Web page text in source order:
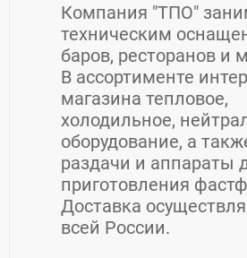
Компания "ТПО"
техническим
баров, ресторанов и
В ассортименте
магазина тепловое,
холодильное,
оборудование, а
раздачи и аппараты
приготовления
Доставка
всей России.